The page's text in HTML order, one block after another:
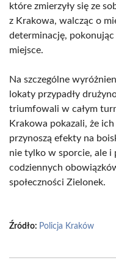
które zmierzyły się ze
z Krakowa, walcząc o
determinację, pokonując
miejsce.
Na szczególne
lokaty przypadły
triumfowali w całym
Krakowa pokazali, że
przynoszą efekty na
nie tylko w sporcie, ale i
codziennych
społeczności Zielonek.
Źródło: Policja Kraków